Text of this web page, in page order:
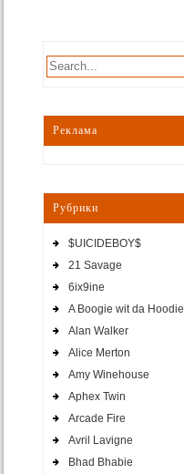
Реклама
Рубрики
$UICIDEBOY$
21 Savage
6ix9ine
A Boogie wit da Hoodie
Alan Walker
Alice Merton
Amy Winehouse
Aphex Twin
Arcade Fire
Avril Lavigne
Bhad Bhabie